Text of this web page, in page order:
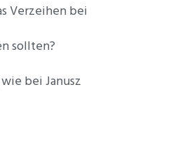
Verzeihen bei
sollten?
bei Janusz